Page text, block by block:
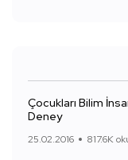
Çocukları Bilim
Deney
25.02.2016 817.6K